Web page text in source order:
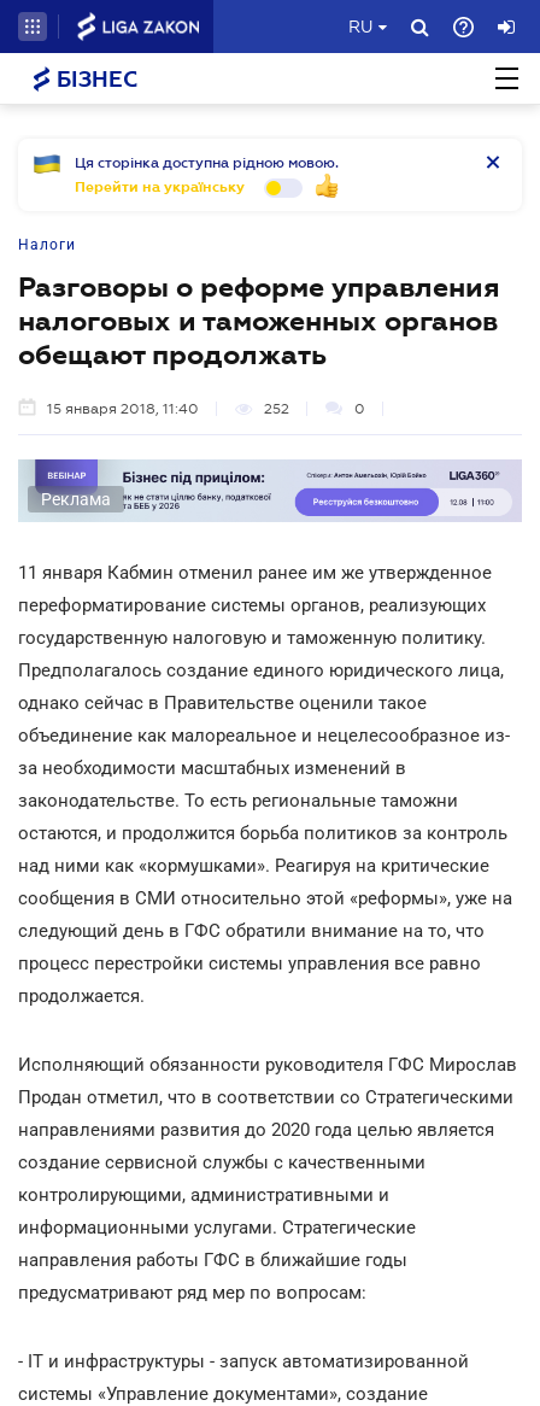
RU
БІЗНЕС
Ця сторінка доступна рідною мовою.
Перейти на українську
Налоги
Разговоры о реформе управления
налоговых и таможенных органов
обещают продолжать
15 января 2018, 11:40 252 0
Реклама
11 января Кабмин отменил ранее им же утвержденное
переформатирование системы органов, реализующих
государственную налоговую и таможенную политику.
Предполагалось создание единого юридического лица,
однако сейчас в Правительстве оценили такое
объединение как малореальное и нецелесообразное из-
за необходимости масштабных изменений в
законодательстве. То есть региональные таможни
остаются, и продолжится борьба политиков за контроль
над ними как «кормушками». Реагируя на критические
сообщения в СМИ относительно этой «реформы», уже на
следующий день в ГФС обратили внимание на то, что
процесс перестройки системы управления все равно
продолжается.
Исполняющий обязанности руководителя ГФС Мирослав
Продан отметил, что в соответствии со Стратегическими
направлениями развития до 2020 года целью является
создание сервисной службы с качественными
контролирующими, административными и
информационными услугами. Стратегические
направления работы ГФС в ближайшие годы
предусматривают ряд мер по вопросам:
- IТ и инфраструктуры - запуск автоматизированной
системы «Управление документами», создание